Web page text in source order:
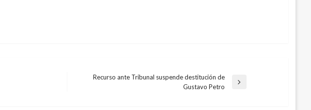
Recurso ante Tribunal suspende destitución de
Gustavo Petro